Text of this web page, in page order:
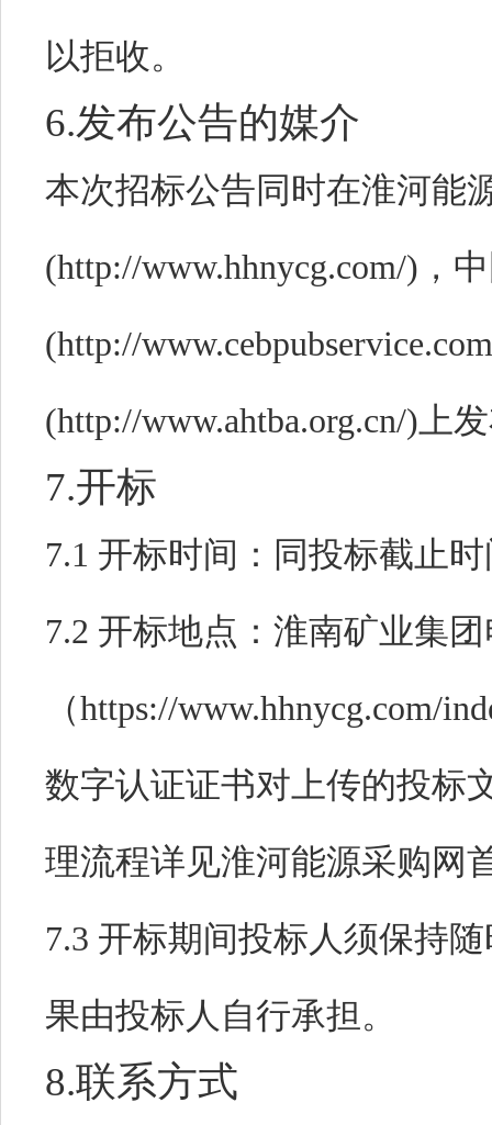
以拒收。
6.发布公告的媒介
本次招标公告同时在淮河能
(http://www.hhnycg.com/)，
(http://
(http://www.ahtba.org.cn/) 上
7.开标
7.1 开标时间：同投标截止
7.2 开标地点：淮南矿业集
（https://www.hhnycg.com/
数字认证证书对上传的投标
理流程详见淮河能源采购网
7.3 开标期间投标人须保持
果由投标人自行承担。
8.联系方式